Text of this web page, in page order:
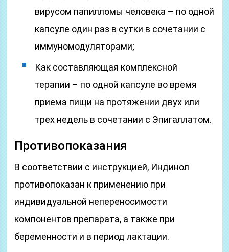
вирусом папилломы человека – по одной
капсуле один раз в сутки в сочетании с
иммуномодуляторами;
Как составляющая комплексной
терапии – по одной капсуле во время
приема пищи на протяжении двух или
трех недель в сочетании с Эпигаллатом.
Противопоказания
В соответствии с инструкцией, Индинол
противопоказан к применению при
индивидуальной непереносимости
компонентов препарата, а также при
беременности и в период лактации.